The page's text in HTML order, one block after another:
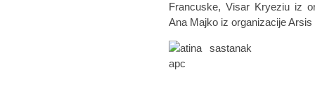
Francuske, Visar Kryeziu iz
Ana Majko iz organizacije Arsis